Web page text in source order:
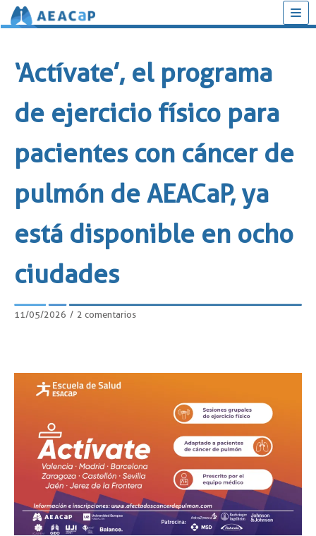
contenido
‘Actívate’, el programa
de ejercicio físico para
pacientes con cáncer de
pulmón de AEACaP, ya
está disponible en ocho
ciudades
11/05/2026 2 comentarios